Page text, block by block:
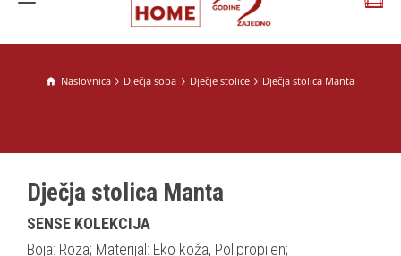
Naslovnica Dječja soba Dječje stolice Dječja stolica Manta
Dječja stolica Manta
SENSE KOLEKCIJA
Boja: Roza; Materijal: Eko koža, Polipropilen;